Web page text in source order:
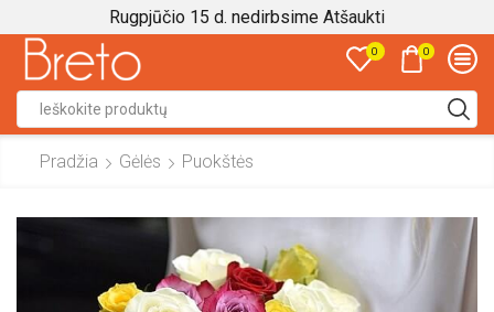
Rugpjūčio 15 d. nedirbsime Atšaukti
0 0
input
Pradžia Gėlės Puokštės